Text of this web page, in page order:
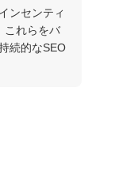
ンセンティ
これらをバ
続的なSEO